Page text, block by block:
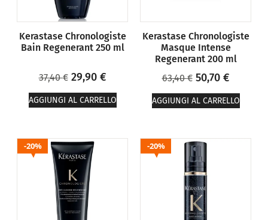
Kerastase Chronologiste
Bain Regenerant 250 ml
37,40€ 29,90 €
AGGIUNGI AL CARRELLO
Kerastase Chronologiste
Masque Intense
Regenerant 200 ml
63,40€ 50,70 €
AGGIUNGI AL CARRELLO
20% 20%